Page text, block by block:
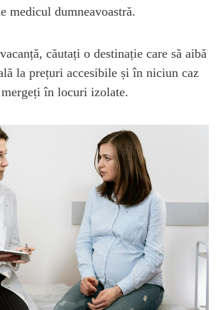
medicul dumneavoastră.
căutați o destinație care să aibă
la prețuri accesibile și în niciun caz
mergeți în locuri izolate.